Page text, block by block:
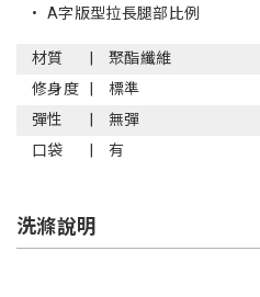
• A字版型拉長腿部比例
材質
聚酯纖維
修身度
標準
彈性
無彈
口袋
有
洗滌說明